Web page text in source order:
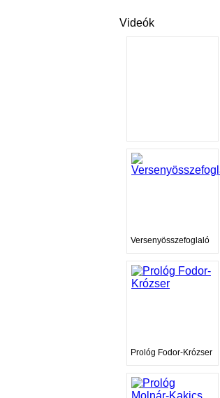
Videók
Versenyösszefoglaló
Prológ Fodor-Krózser